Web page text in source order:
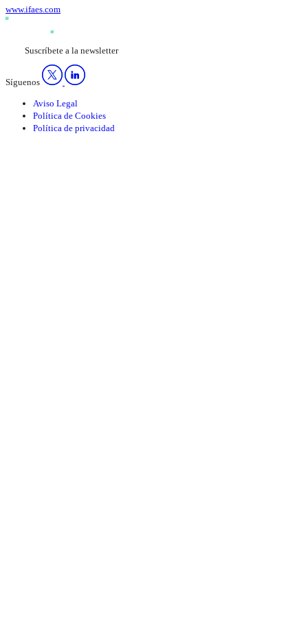
www.ifaes.com
Suscríbete a la newsletter
Síguenos
Aviso Legal
Política de Cookies
Política de privacidad